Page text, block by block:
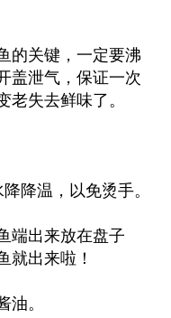
的关键，一定要沸
盖泄气，保证一次
老失去鲜味了。
降温，以免烫手。
端出来放在盘子
就出来啦！
油。